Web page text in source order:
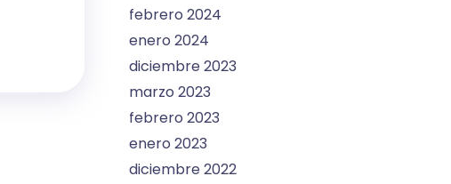
febrero 2024
enero 2024
diciembre 2023
marzo 2023
febrero 2023
enero 2023
diciembre 2022